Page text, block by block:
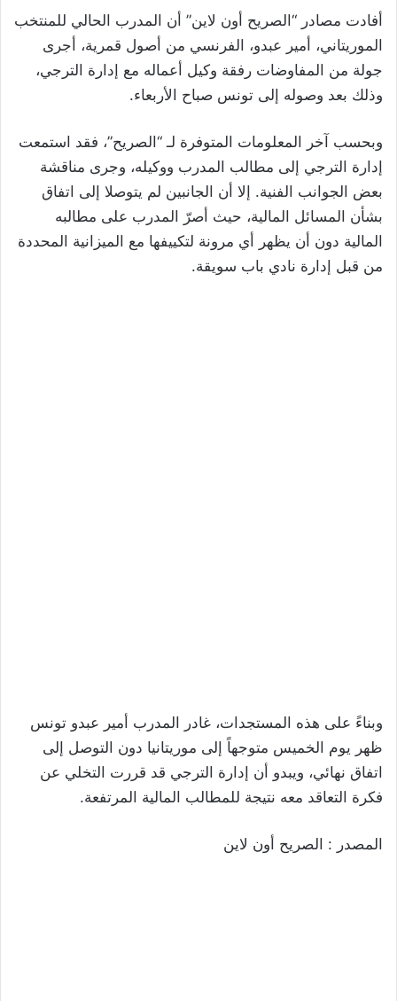
أفادت مصادر “الصريح أون لاين” أن المدرب الحالي للمنتخب
الموريتاني، أمير عبدو، الفرنسي من أصول قمرية، أجرى
جولة من المفاوضات رفقة وكيل أعماله مع إدارة الترجي،
وذلك بعد وصوله إلى تونس صباح الأربعاء.
وبحسب آخر المعلومات المتوفرة لـ “الصريح”، فقد استمعت
إدارة الترجي إلى مطالب المدرب ووكيله، وجرى مناقشة
بعض الجوانب الفنية. إلا أن الجانبين لم يتوصلا إلى اتفاق
بشأن المسائل المالية، حيث أصرّ المدرب على مطالبه
المالية دون أن يظهر أي مرونة لتكييفها مع الميزانية المحددة
من قبل إدارة نادي باب سويقة.
وبناءً على هذه المستجدات، غادر المدرب أمير عبدو تونس
ظهر يوم الخميس متوجهاً إلى موريتانيا دون التوصل إلى
اتفاق نهائي، ويبدو أن إدارة الترجي قد قررت التخلي عن
فكرة التعاقد معه نتيجة للمطالب المالية المرتفعة.
المصدر : الصريح أون لاين